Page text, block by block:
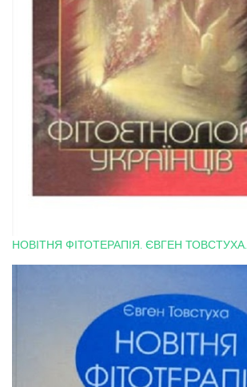
НОВІТНЯ ФІТОТЕРАПІЯ. ЄВГЕН ТОВСТУХА.